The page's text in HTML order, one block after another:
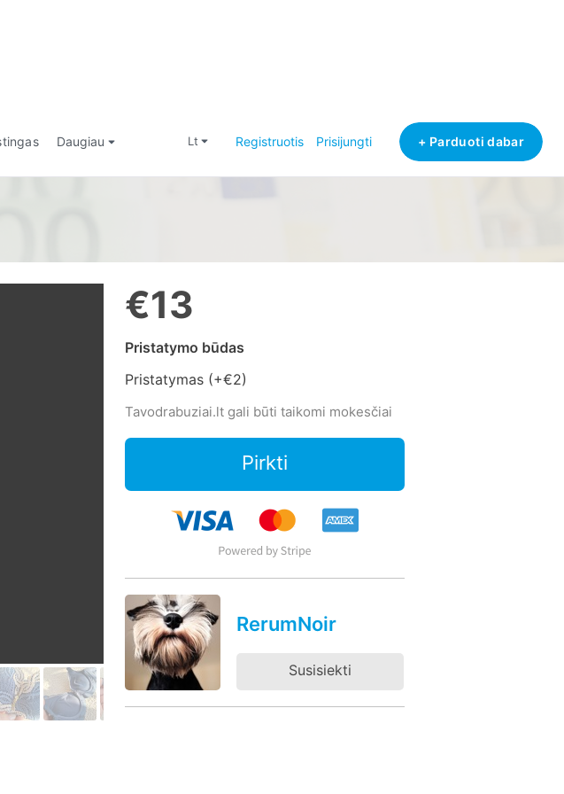
Daugiau lt Registruotis Prisijungti + Parduoti dabar
€13
Pristatymo būdas
Pristatymas (+€2)
Tavodrabuziai.lt gali būti taikomi mokesčiai
Pirkti
RerumNoir
Susisiekti